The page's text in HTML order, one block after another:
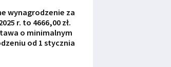
wynagrodzenie za
r. to 4666,00 zł.
o minimalnym
od 1 stycznia